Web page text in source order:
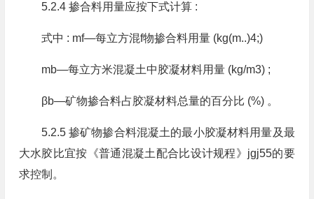
5.2.4 掺合料用量应按下式计算 :
式中 : mf—每立方混f物掺合料用量 (kg(m..)4;)
mb—每立方米混凝土中胶凝材料用量 (kg/m3) ;
βb—矿物掺合料占胶凝材料总量的百分比 (%) 。
5.2.5 掺矿物掺合料混凝土的最小胶凝材料用量及最
大水胶比宜按《普通混凝土配合比设计规程》jgj55的要
求控制。